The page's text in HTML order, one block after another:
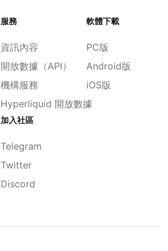
服務
資訊內容
開放數據（API）
機構服務
Hyperliquid 開放數據
軟體下載
PC版
Android版
iOS版
加入社區
Telegram
Twitter
Discord